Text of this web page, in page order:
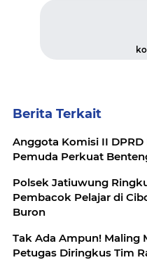
Berita Terkait
Anggota Komisi II DPRD
Pemuda Perkuat
Polsek Jatiuwung
Pembacok Pelajar di
Buron
Tak Ada Ampun! Maling
Petugas Diringkus Tim